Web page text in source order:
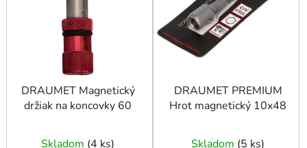
DRAUMET Magnetický
držiak na koncovky 60
Skladom (4 ks)
DRAUMET PREMIUM
Hrot magnetický 10x48
Skladom (5 ks)